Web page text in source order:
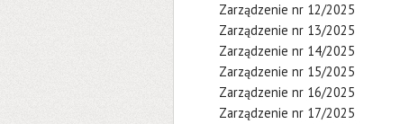
Zarządzenie nr 12/2025
Zarządzenie nr 13/2025
Zarządzenie nr 14/2025
Zarządzenie nr 15/2025
Zarządzenie nr 16/2025
Zarządzenie nr 17/2025